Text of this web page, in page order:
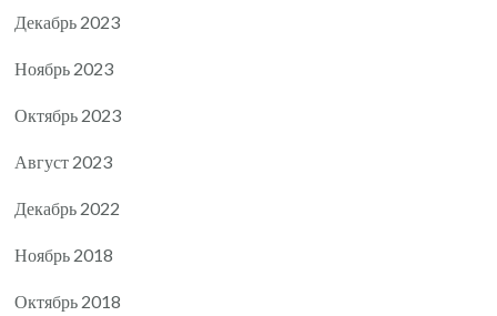
Декабрь 2023
Ноябрь 2023
Октябрь 2023
Август 2023
Декабрь 2022
Ноябрь 2018
Октябрь 2018